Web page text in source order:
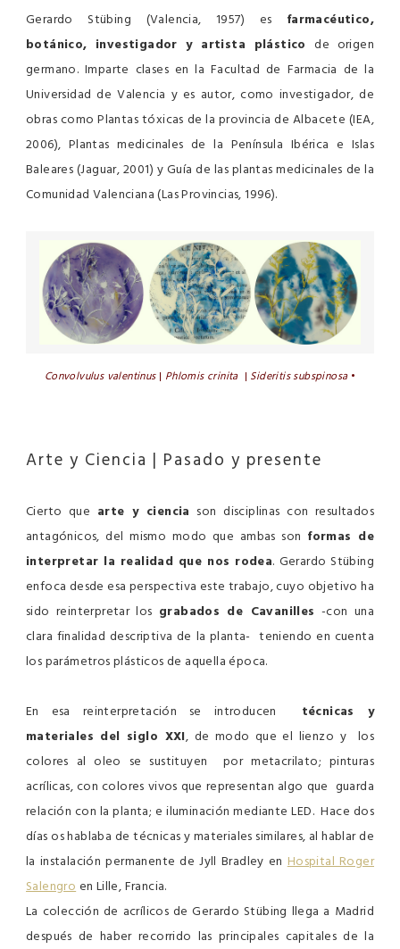
Gerardo Stübing (Valencia, 1957) es farmacéutico,
botánico, investigador y artista plásticode origen
germano. Imparte clases en la Facultad de Farmacia de la
Universidad de Valencia y es autor, como investigador, de
obras como Plantas tóxicas de la provincia de Albacete (IEA,
2006), Plantas medicinales de la Península Ibérica e Islas
Baleares (Jaguar, 2001) y Guía de las plantas medicinales de la
Comunidad Valenciana (Las Provincias, 1996).
Convolvulus valentinus| Phlomis crinita| Sideritis subspinosa•
Arte y Ciencia | Pasado y presente
Cierto que arte y ciencia son disciplinas con resultados
antagónicos, del mismo modo que ambas son formas de
interpretar la realidad que nos rodea. Gerardo Stübing
enfoca desde esa perspectiva este trabajo, cuyo objetivo ha
sido reinterpretar los grabados de Cavanilles -con una
clara finalidad descriptiva de la planta- teniendo en cuenta
los parámetros plásticos de aquella época.
En esa reinterpretación se introducen técnicas y
materiales del siglo XXI, de modo que el lienzo y los
colores al oleo se sustituyen por metacrilato; pinturas
acrílicas, con colores vivos que representan algo que guarda
relación con la planta; e iluminación mediante LED. Hace dos
días os hablaba de técnicas y materiales similares, al hablar de
la instalación permanente de Jyll Bradley enHospital Roger
Salengroen Lille, Francia.
La colección de acrílicos de Gerardo Stübing llega a Madrid
después de haber recorrido las principales capitales de la